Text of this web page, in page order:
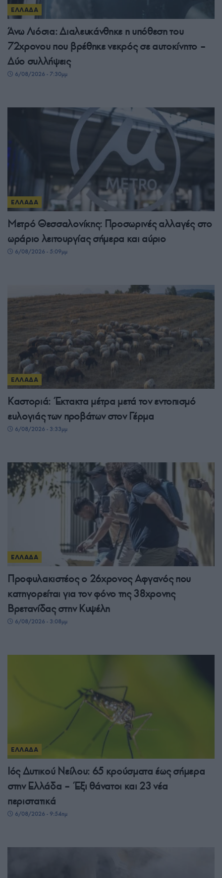
ΕΛΛΑΔΑ
Άνω Λιόσια: Διαλευκάνθηκε η υπόθεση του
72χρονου που βρέθηκε νεκρός σε αυτοκίνητο –
Δύο συλλήψεις
6/08/2026 - 7:30μμ
ΕΛΛΑΔΑ
Μετρό Θεσσαλονίκης: Προσωρινές αλλαγές στο
ωράριο λειτουργίας σήμερα και αύριο
6/08/2026 - 5:09μμ
ΕΛΛΑΔΑ
Καστοριά: Έκτακτα μέτρα μετά τον εντοπισμό
ευλογιάς των προβάτων στον Γέρμα
6/08/2026 - 3:33μμ
ΕΛΛΑΔΑ
Προφυλακιστέος ο 26χρονος Αφγανός που
κατηγορείται για τον φόνο της 38χρονης
Βρετανίδας στην Κυψέλη
6/08/2026 - 3:08μμ
ΕΛΛΑΔΑ
Ιός Δυτικού Νείλου: 65 κρούσματα έως σήμερα
στην Ελλάδα – Έξι θάνατοι και 23 νέα
περιστατικά
6/08/2026 - 9:54πμ